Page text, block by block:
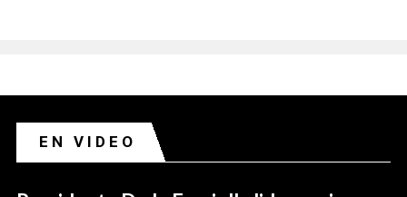
EN VIDEO